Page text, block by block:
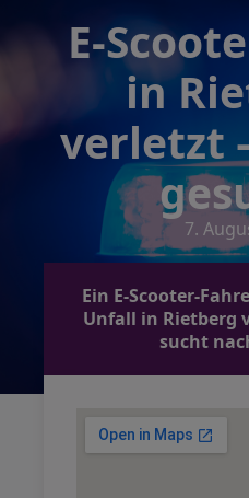
E-
in
verletzt
7.
Ein E-Scooter-
Unfall in Rietberg
sucht